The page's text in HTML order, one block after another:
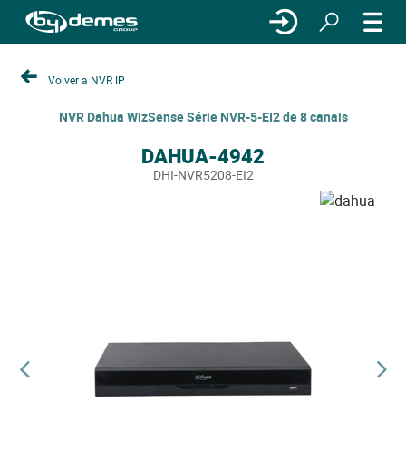
Volver a NVR IP
NVR Dahua WizSense Série NVR-5-EI2 de 8 canais
DAHUA-4942
DHI-NVR5208-EI2